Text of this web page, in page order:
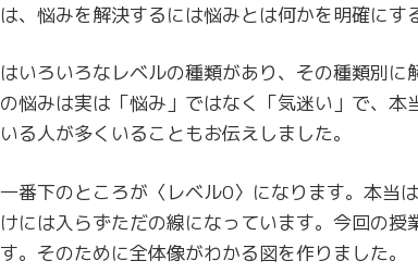
、悩みを解決するには悩みとは何かを明確にす
いろいろなレベルの種類があり、その種類別に
の悩みは実は「悩み」ではなく「気迷い」で、
る人が多くいることもお伝えしました。
番下のところが〈レベル0〉になります。本当
には入らずただの線になっています。今回の
。そのために全体像がわかる図を作りました。